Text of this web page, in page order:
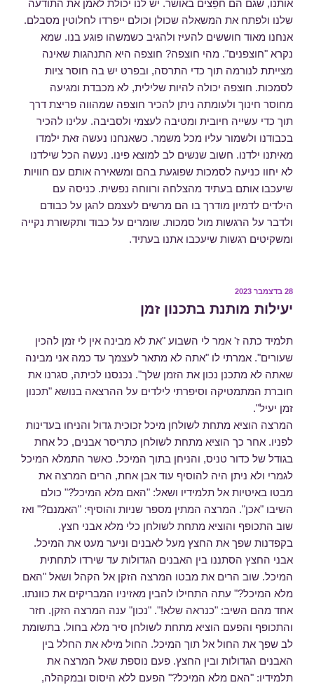
אותנו, שגם הם חפֵצים באושר. יש לנו יכולת לאמן את התודעה
שלנו ולפתח את המשאלה שכולן וכולם ייפרדו לחלוטין מסבלם.
אנחנו מאוד חוששים להעיז ולהגיב כשמשהו פוגע בנו. שמא
נקרא "חוצפנים". מהי חוצפה? חוצפה היא התנהגות שאינה
מצייתת לנורמה תוך כדי התרסה, ובפרט יש בה חוסר ציות
לסמכות. חוצפה יכולה להיות שלילית, לא מכבדת ומגיעה
מחוסר חינוך ולעומתה ניתן להכיר חוצפה שמהווה פריצת דרך
תוך כדי עשייה חיובית ומטיבה לעצמי ולסביבה. עלינו להכיר
בכבודנו ולשמור עליו מכל משמר. כשאנחנו נעשה זאת ילמדו
מאיתנו ילדנו. חשוב שנשים לב למוצא פינו. נעשה הכל שילדנו
לא יחוו כניעה לסמכות שפוגעת בהם ומשאירה אותם עם חוויות
שיעכבו אותם בעתיד מהצלחה ורווחה נפשית. כניסה עם
הילדים לדמיון מודרך בו הם מרשים לעצמם להגן על כבודם
ולדבר על הרגשות מול סמכות. שומרים על כבוד ותקשורת נקייה
ומשקיטים רגשות שיעכבו אתנו בעתיד.
פורסם
ב
28 בדצמבר 2023
יעילות מותנת בתכנון זמן
תלמיד כתה ז' אמר לי השבוע "את לא מבינה אין לי זמן להכין
שעורים". אמרתי לו "אתה לא מתאר לעצמך עד כמה אני מבינה
שאתה לא מתכנן נכון את הזמן שלך". נכנסנו לכיתה, סגרנו את
חוברת המתמטיקה וסיפרתי לילדים על ההרצאה בנושא "תכנון
זמן יעיל".
המרצה הוציא מתחת לשולחן מיכל זכוכית גדול והניחו בעדינות
לפניו. אחר כך הוציא מתחת לשולחן כתריסר אבנים, כל אחת
בגודל של כדור טניס, והניחן בתוך המיכל. כאשר התמלא המיכל
לגמרי ולא ניתן היה להוסיף עוד אבן אחת, הרים המרצה את
מבטו באיטיות אל תלמידיו ושאל: "האם מלא המיכל?" כולם
השיבו "אכן". המרצה המתין מספר שניות והוסיף: "האמנם?" ואז
שוב התכופף והוציא מתחת לשולחן כלי מלא אבני חצץ.
בקפדנות שפך את החצץ מעל לאבנים וניער מעט את המיכל.
אבני החצץ הסתננו בין האבנים הגדולות עד שירדו לתחתית
המיכל. שוב הרים את מבטו המרצה הזקן אל הקהל ושאל "האם
מלא המיכל?" עתה התחילו להבין מאזיניו המבריקים את כוונתו.
אחד מהם השיב: "כנראה שלא!". "נכון" ענה המרצה הזקן. חזר
והתכופף והפעם הוציא מתחת לשולחן סיר מלא בחול. בתשומת
לב שפך את החול אל תוך המיכל. החול מילא את החלל בין
האבנים הגדולות ובין החצץ. פעם נוספת שאל המרצה את
תלמידיו: "האם מלא המיכל?" הפעם ללא היסוס ובמקהלה,